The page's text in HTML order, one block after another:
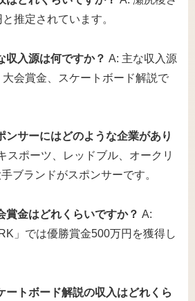
推定されています。
収入源は何ですか？ A: 主な収入源
会賞金、スケートボード解説で
ンサーにはどのような企業があり
スポーツ、レッドブル、オークリ
ブランドがスポンサーです。
賞金はどれくらいですか？ A:
」では優勝賞金500万円を獲得し
ートボード解説の収入はどれくら